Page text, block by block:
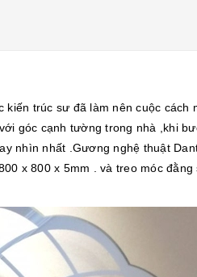
trúc sư đã làm nên cuộc
góc cạnh tường trong nhà ,khi
nhìn nhất .Gương nghệ thuật
x 800 x 5mm . và treo móc